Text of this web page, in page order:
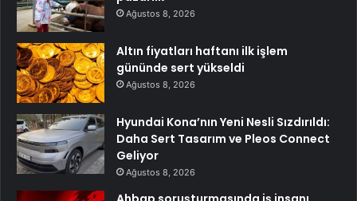
Ağustos 8, 2026
Altın fiyatları haftanı ilk işlem
gününde sert yükseldi
Ağustos 8, 2026
Hyundai Kona’nın Yeni Nesli Sızdırıldı:
Daha Sert Tasarım ve Pleos Connect
Geliyor
Ağustos 8, 2026